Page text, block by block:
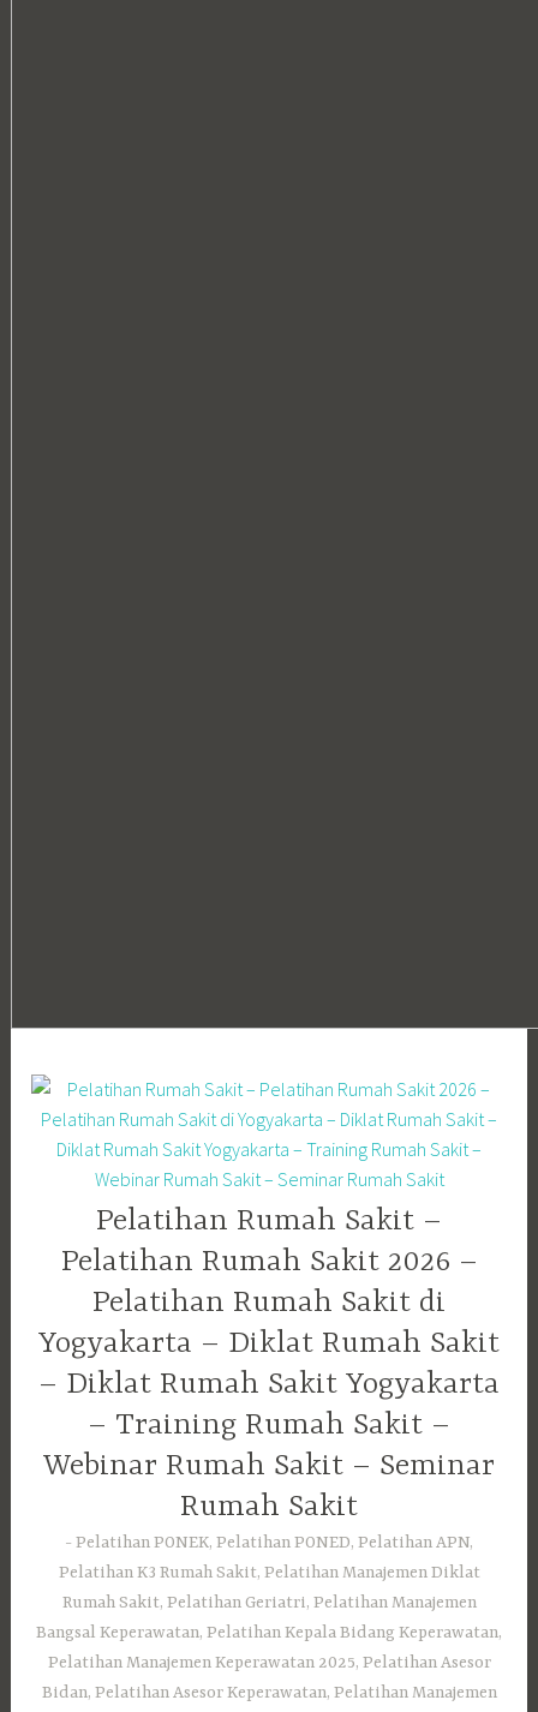
Pelatihan Rumah Sakit –
Pelatihan Rumah Sakit 2026 –
Pelatihan Rumah Sakit di
Yogyakarta – Diklat Rumah Sakit
– Diklat Rumah Sakit Yogyakarta
– Training Rumah Sakit –
Webinar Rumah Sakit – Seminar
Rumah Sakit
Pelatihan PONEK, Pelatihan PONED, Pelatihan APN,
Pelatihan K3 Rumah Sakit, Pelatihan Manajemen Diklat
Rumah Sakit, Pelatihan Geriatri, Pelatihan Manajemen
Bangsal Keperawatan, Pelatihan Kepala Bidang Keperawatan,
Pelatihan Manajemen Keperawatan 2025, Pelatihan Asesor
Bidan, Pelatihan Asesor Keperawatan, Pelatihan Manajemen